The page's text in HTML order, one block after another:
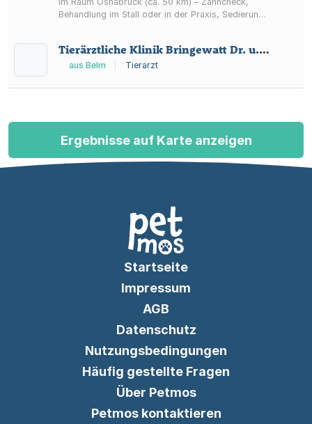
Behandlung im Stall oder in der Praxis, Sedierung
Tierärztliche Klinik Bringewatt Dr. u. Gellermann Dr. Fachtierarzt für Pferde
aus Belm Tierarzt
Ergebnisse auf Karte anzeigen
Startseite
Impressum
AGB
Datenschutz
Nutzungsbedingungen
Häufig gestellte Fragen
Über Petmos
Petmos kontaktieren